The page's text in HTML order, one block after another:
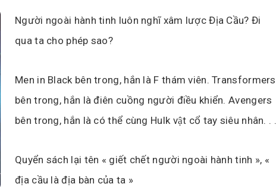
Người ngoài hành tinh luôn nghĩ xâm lược Địa Cầu? Đi
qua ta cho phép sao?
Men in Black bên trong, hắn là F thám viên. Transformers
bên trong, hắn là điên cuồng người điều khiển. Avengers
bên trong, hắn là có thể cùng Hulk vật cổ tay siêu nhân. . .
Quyển sách lại tên « giết chết người ngoài hành tinh », «
địa cầu là địa bàn của ta »